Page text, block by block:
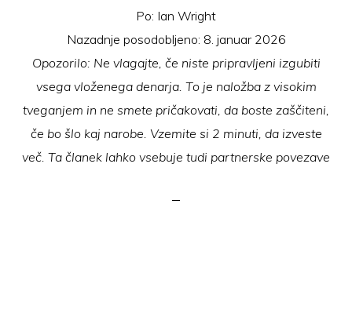
Po: Ian Wright
Nazadnje posodobljeno: 8. januar 2026
Opozorilo: Ne vlagajte, če niste pripravljeni izgubiti
vsega vloženega denarja. To je naložba z visokim
tveganjem in ne smete pričakovati, da boste zaščiteni,
če bo šlo kaj narobe. Vzemite si 2 minuti, da izveste
več. Ta članek lahko vsebuje tudi partnerske povezave